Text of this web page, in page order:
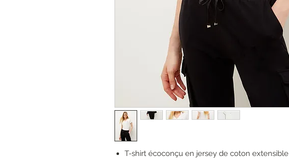
T-shirt écoconçu en jersey de coton extensible